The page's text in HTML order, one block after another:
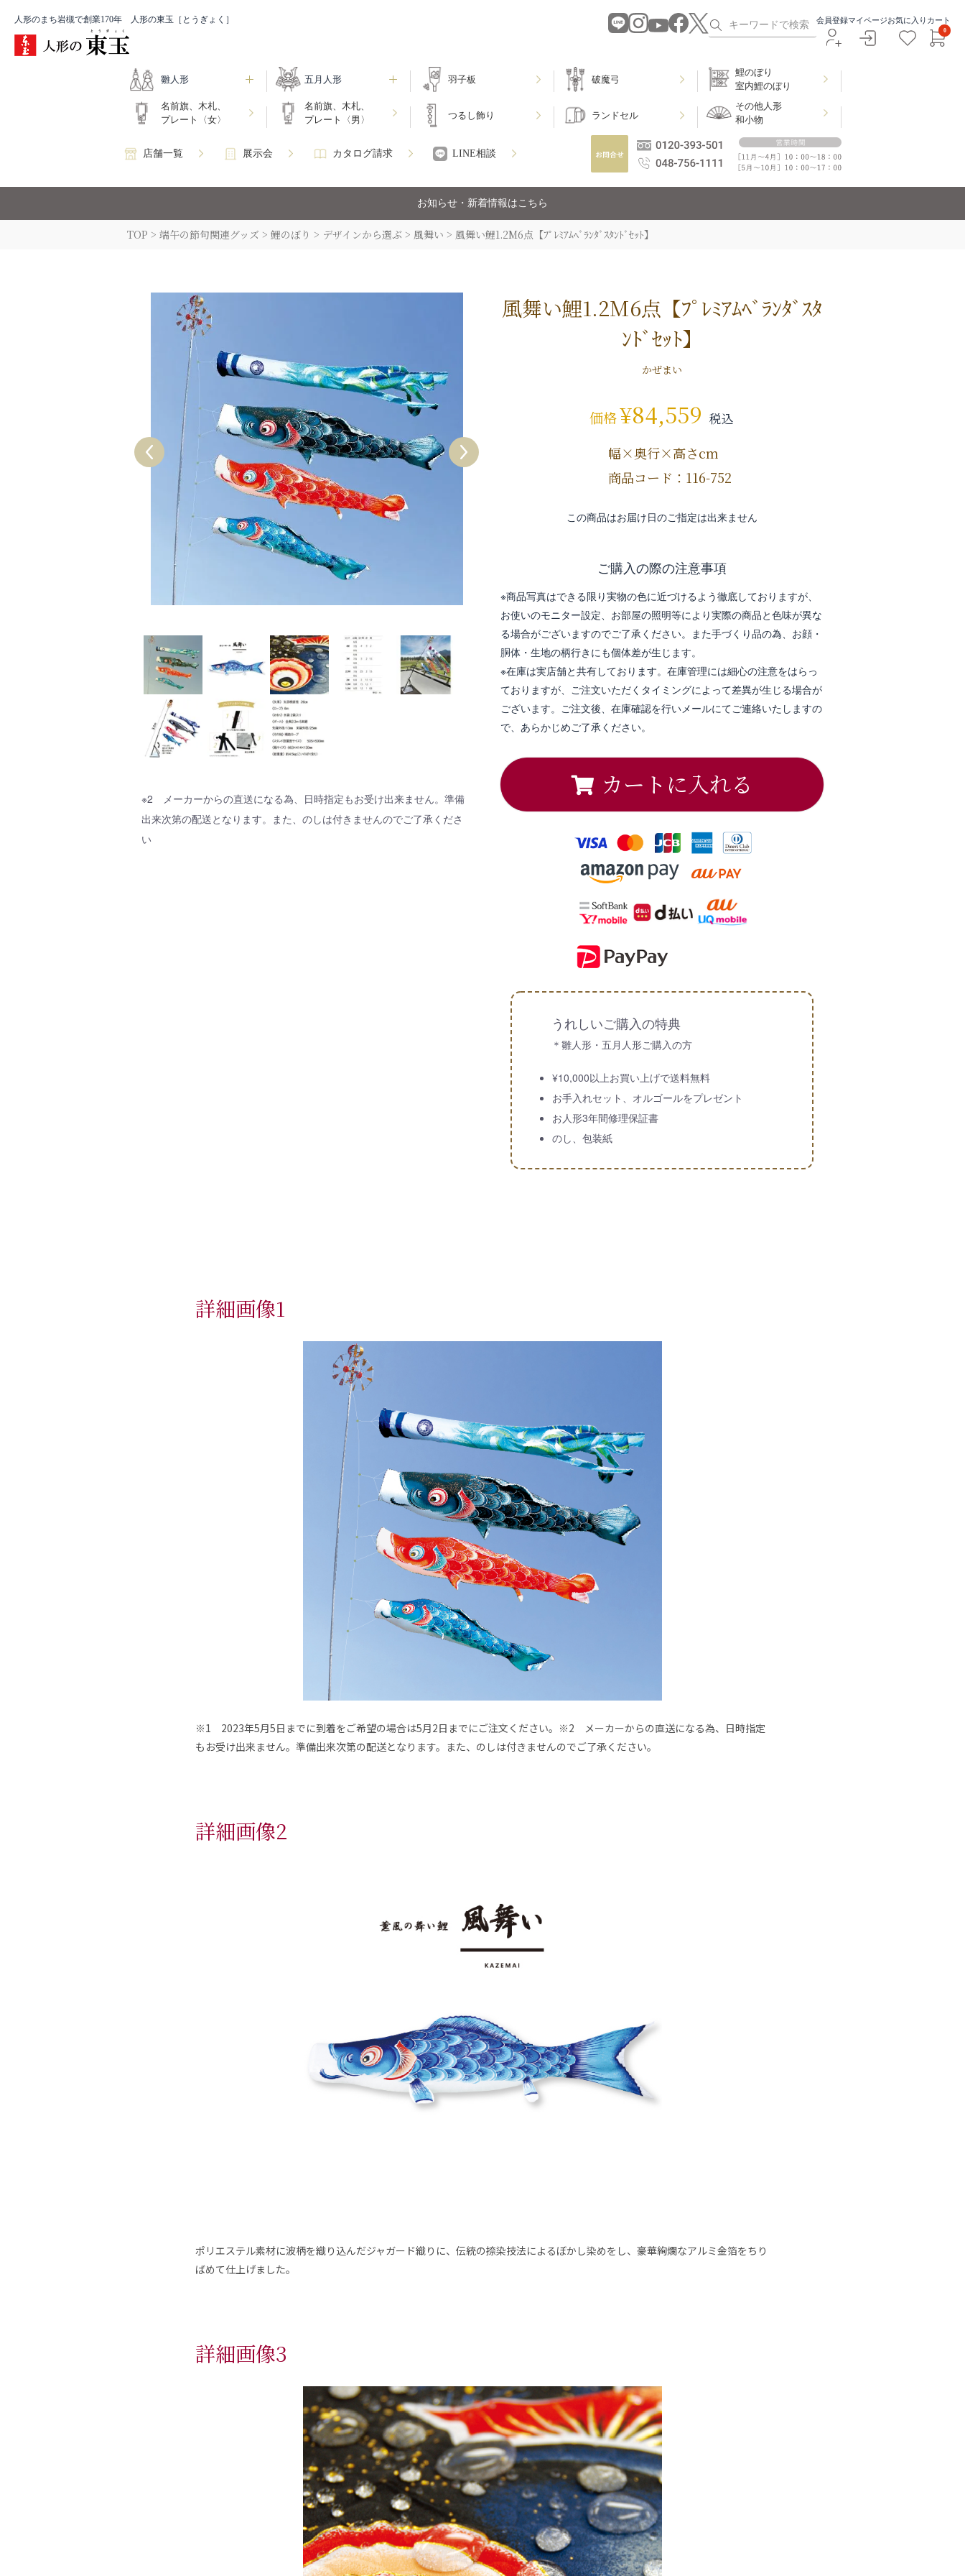
人形のまち岩槻で創業170年 人形の東玉［とうぎょく］ 会員登録マイページお気に入り カート
0
雛人形 五月人形 羽子板 破魔弓
鯉のぼり
室内鯉のぼり
名前旗、木札、
プレート〈女〉
名前旗、木札、
プレート〈男〉
つるし飾り ランドセル
その他人形
和小物
店舗一覧 展示会 カタログ請求 LINE相談
お知らせ・新着情報はこちら
TOP 端午の節句関連グッズ 鯉のぼり デザインから選ぶ 風舞い 風舞い鯉1.2M6点【ﾌﾟﾚﾐｱﾑﾍﾞﾗﾝﾀﾞｽﾀﾝﾄﾞｾｯﾄ】
※2 メーカーからの直送になる為、日時指定もお受け出来ません。準備
出来次第の配送となります。また、のしは付きませんのでご了承くださ
い
風舞い鯉1.2M6点【ﾌﾟﾚﾐｱﾑﾍﾞﾗﾝﾀﾞｽﾀ
ﾝﾄﾞｾｯﾄ】
かぜまい
価格¥84,559 税込
幅×奥行×高さcm
商品コード：116-752
この商品はお届け日のご指定は出来ません
ご購入の際の注意事項
※商品写真はできる限り実物の色に近づけるよう徹底しておりますが、
お使いのモニター設定、お部屋の照明等により実際の商品と色味が異な
る場合がございますのでご了承ください。また手づくり品の為、お顔・
胴体・生地の柄行きにも個体差が生じます。
※在庫は実店舗と共有しております。在庫管理には細心の注意をはらっ
ておりますが、ご注文いただくタイミングによって差異が生じる場合が
ございます。ご注文後、在庫確認を行いメールにてご連絡いたしますの
で、あらかじめご了承ください。
カートに入れる
うれしいご購入の特典
＊雛人形・五月人形ご購入の方
¥10,000以上お買い上げで送料無料
お手入れセット、オルゴールをプレゼント
お人形3年間修理保証書
のし、包装紙
詳細画像1
※1 2023年5月5日までに到着をご希望の場合は5月2日までにご注文ください。※2 メーカーからの直送になる為、日時指定
もお受け出来ません。準備出来次第の配送となります。また、のしは付きませんのでご了承ください。
詳細画像2
ポリエステル素材に波柄を織り込んだジャガード織りに、伝統の捺染技法によるぼかし染めをし、豪華絢爛なアルミ金箔をちり
ばめて仕上げました。
詳細画像3